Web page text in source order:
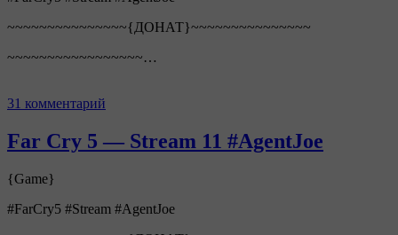
~~~~~~~~~~~~~~~{ДОНАТ}~~~~~~~~~~~~~~~
~~~~~~~~~~~~~~~~~…
31 комментарий
Far Cry 5 — Stream 11 #AgentJoe
{Game}
#FarCry5 #Stream #AgentJoe